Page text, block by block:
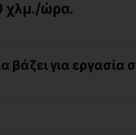
χλμ./ώρα.
για εργασία